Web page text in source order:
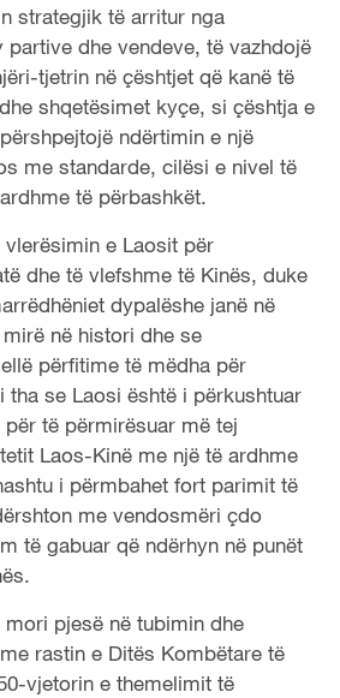
strategjik të arritur nga
partive dhe vendeve, të vazhdojë
tjetrin në çështjet që kanë të
shqetësimet kyçe, si çështja e
ndërtimin e një
me standarde, cilësi e nivel të
të përbashkët.
e Laosit për
dhe të vlefshme të Kinës, duke
dypalëshe janë në
në histori dhe se
përfitime të mëdha për
tha se Laosi është i përkushtuar
të përmirësuar më tej
Laos-Kinë me një të ardhme
i përmbahet fort parimit të
me vendosmëri çdo
të gabuar që ndërhyn në punët
pjesë në tubimin dhe
rastin e Ditës Kombëtare të
vjetorin e themelimit të